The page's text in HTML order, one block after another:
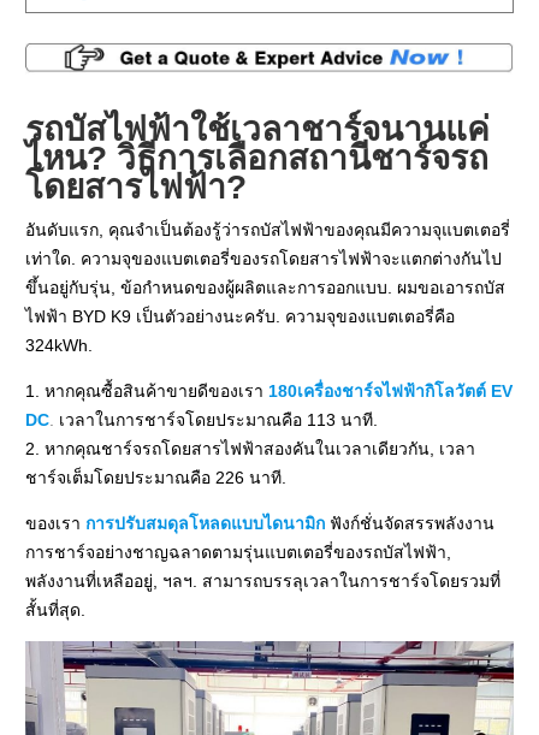
รถบัสไฟฟ้าใช้เวลาชาร์จนานแค่
ไหน? วิธีการเลือกสถานีชาร์จรถ
โดยสารไฟฟ้า?
อันดับแรก, คุณจำเป็นต้องรู้ว่ารถบัสไฟฟ้าของคุณมีความจุแบตเตอรี่
เท่าใด. ความจุของแบตเตอรี่ของรถโดยสารไฟฟ้าจะแตกต่างกันไป
ขึ้นอยู่กับรุ่น, ข้อกำหนดของผู้ผลิตและการออกแบบ. ผมขอเอารถบัส
ไฟฟ้า BYD K9 เป็นตัวอย่างนะครับ. ความจุของแบตเตอรี่คือ
324kWh.
1. หากคุณซื้อสินค้าขายดีของเรา 180เครื่องชาร์จไฟฟ้ากิโลวัตต์ EV
DC เวลาในการชาร์จโดยประมาณคือ 113 นาที.
2. หากคุณชาร์จรถโดยสารไฟฟ้าสองคันในเวลาเดียวกัน, เวลา
ชาร์จเต็มโดยประมาณคือ 226 นาที.
ของเรา การปรับสมดุลโหลดแบบไดนามิก ฟังก์ชั่นจัดสรรพลังงาน
การชาร์จอย่างชาญฉลาดตามรุ่นแบตเตอรี่ของรถบัสไฟฟ้า,
พลังงานที่เหลืออยู่, ฯลฯ. สามารถบรรลุเวลาในการชาร์จโดยรวมที่
สั้นที่สุด.